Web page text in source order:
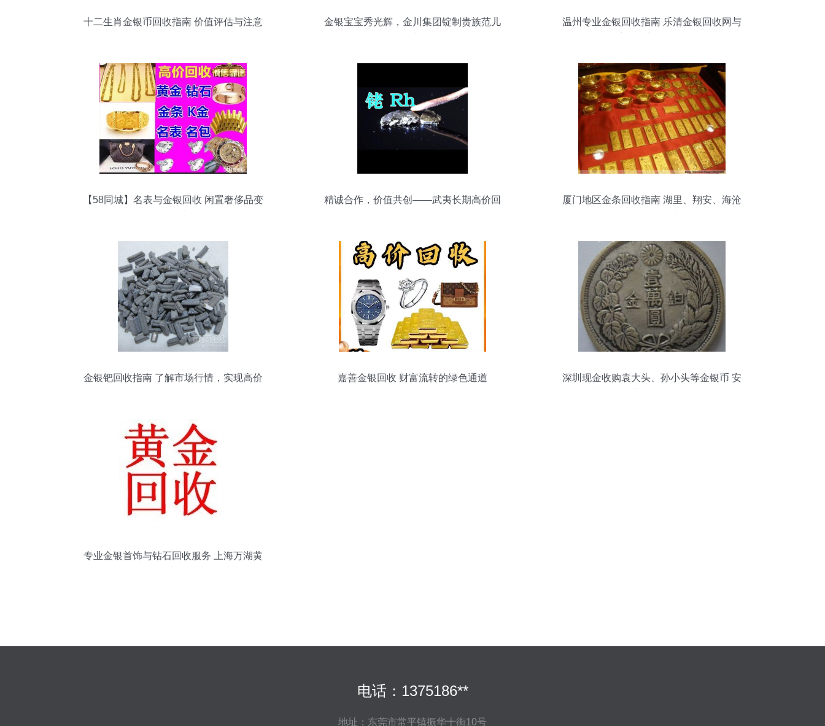
十二生肖金银币回收指南 价值评估与注意
金银宝宝秀光辉，金川集团锭制贵族范儿
温州专业金银回收指南 乐清金银回收网与
【58同城】名表与金银回收 闲置奢侈品变
精诚合作，价值共创——武夷长期高价回
厦门地区金条回收指南 湖里、翔安、海沧
金银钯回收指南 了解市场行情，实现高价
嘉善金银回收 财富流转的绿色通道
深圳现金收购袁大头、孙小头等金银币 安
专业金银首饰与钻石回收服务 上海万湖黄
电话：1375186**
地址：东莞市常平镇振华十街10号